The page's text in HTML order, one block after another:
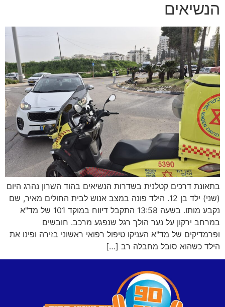
הנשיאים
בתאונת דרכים קטלנית בשדרות הנשיאים בהוד השרון נהרג היום
(שני) ילד בן 12. הילד פונה במצב אנוש לבית החולים מאיר, שם
נקבע מותו. בשעה 13:58 התקבל דיווח במוקד 101 של מד"א
במרחב ירקון על נער הולך רגל שנפגע מרכב. חובשים
ופרמדיקים של מד"א העניקו טיפול רפואי ראשוני בזירה ופינו את
הילד כשהוא סובל מחבלה רב […]